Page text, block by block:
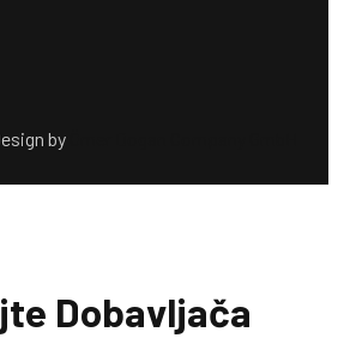
by
Dobavljača